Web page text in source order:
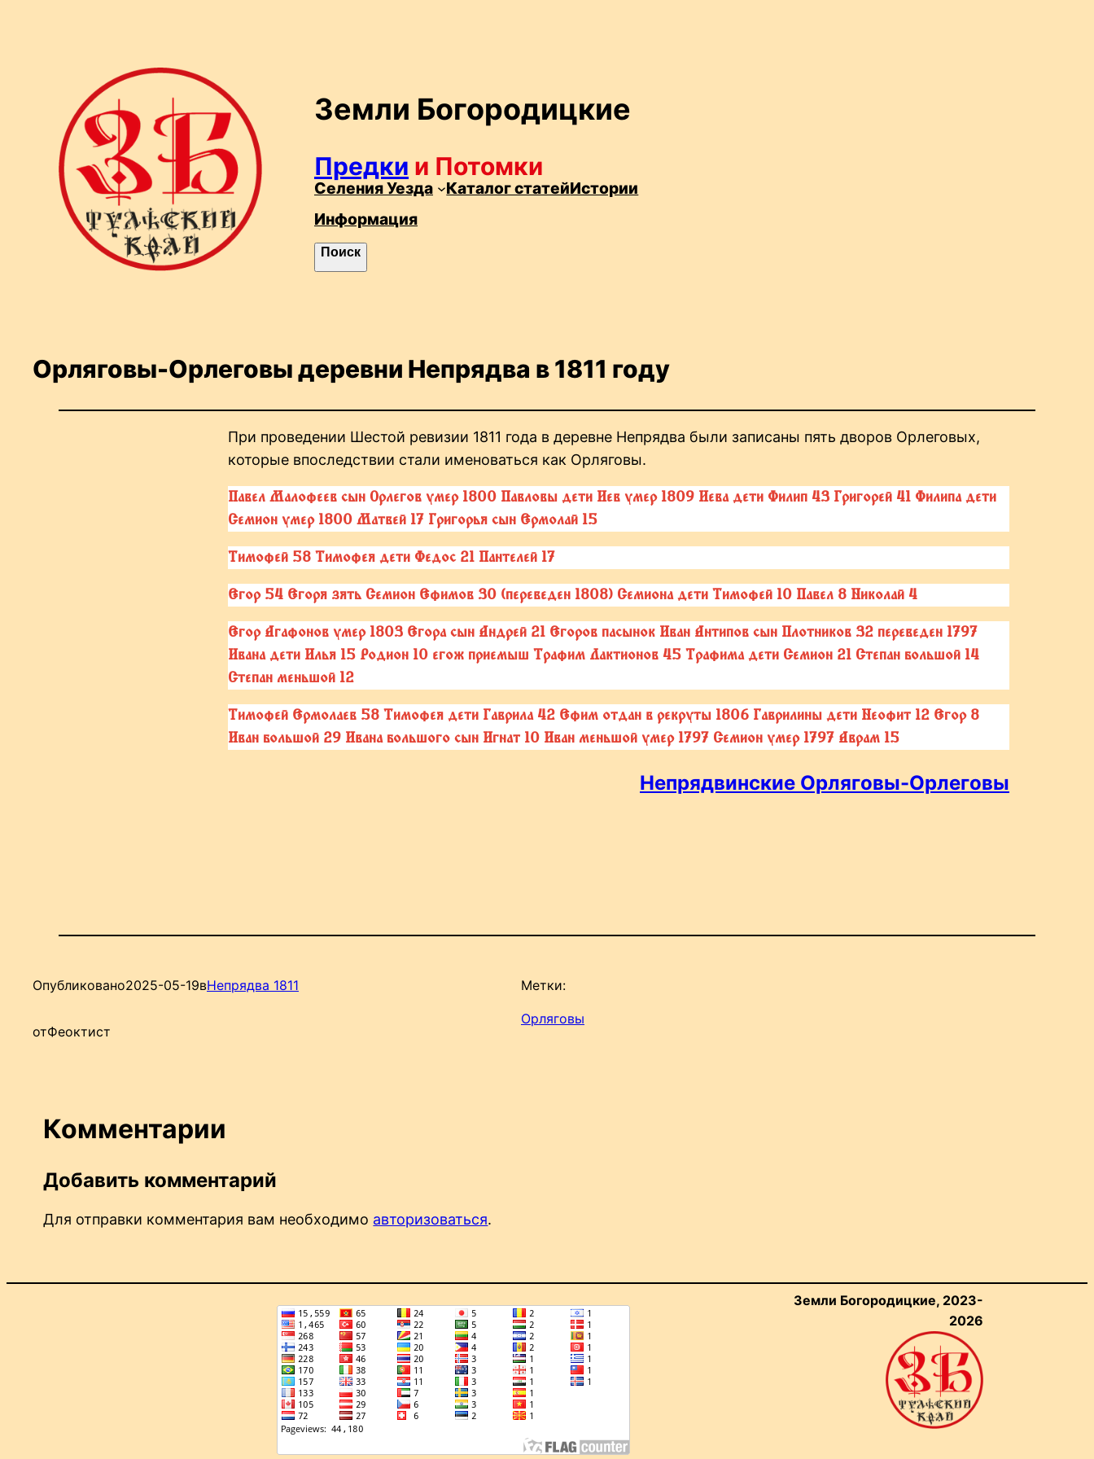
Земли Богородицкие
Предки и Потомки
Селения Уезда Каталог статейИстории
Информация
П
о
Поиск
Орляговы-Орлеговы деревни Непрядва в 1811 году
При проведении Шестой ревизии 1811 года в деревне Непрядва были записаны пять дворов Орлеговых,
которые впоследствии стали именоваться как Орляговы.
Павел Малофеев сын Орлегов умер 1800 Павловы дети Иев умер 1809 Иева дети Филип 43 Григорей 41 Филипа дети
Семион умер 1800 Матвей 17 Григорья сын Ермолай 15
Тимофей 58 Тимофея дети Федос 21 Пантелей 17
Егор 54 Егоря зять Семион Ефимов 30 (переведен 1808) Семиона дети Тимофей 10 Павел 8 Николай 4
Егор Агафонов умер 1803 Егора сын Андрей 21 Егоров пасынок Иван Антипов сын Плотников 32 переведен 1797
Ивана дети Илья 15 Родион 10 егож приемыш Трафим Лактионов 45 Трафима дети Семион 21 Степан большой 14
Степан меньшой 12
Тимофей Ермолаев 58 Тимофея дети Гаврила 42 Ефим отдан в рекруты 1806 Гаврилины дети Неофит 12 Егор 8
Иван большой 29 Ивана большого сын Игнат 10 Иван меньшой умер 1797 Семион умер 1797 Аврам 15
Непрядвинские Орляговы-Орлеговы
Опубликовано2025-05-19вНепрядва 1811
отФеоктист
Метки:
Орляговы
Комментарии
Добавить комментарий
Для отправки комментария вам необходимо авторизоваться.
Земли Богородицкие, 2023-
2026